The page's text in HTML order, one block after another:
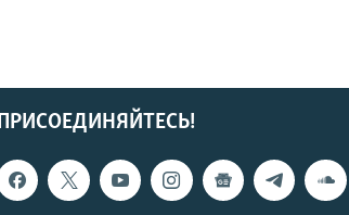
ПРИСОЕДИНЯЙТЕСЬ!